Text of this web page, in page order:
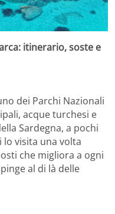
itinerario, soste e
dei Parchi Nazionali
acque turchesi e
Sardegna, a pochi
visita una volta
che migliora a ogni
al di là delle